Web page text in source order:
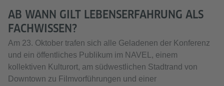
AB WANN GILT LEBENSERFAHRUNG ALS
FACHWISSEN?
Am 23. Oktober trafen sich alle Geladenen der Konferenz
und ein öffentliches Publikum im NAVEL, einem
kollektiven Kulturort, am südwestlichen Stadtrand von
Downtown zu Filmvorführungen und einer